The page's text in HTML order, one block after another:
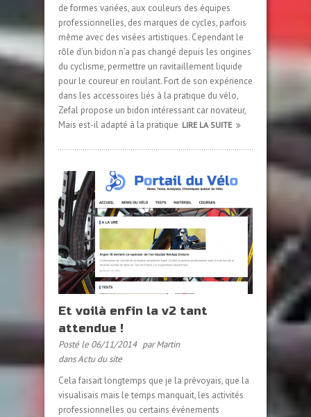
de formes variées, aux couleurs des équipes
professionnelles, des marques de cycles, parfois
même avec des visées artistiques. Cependant le
rôle d’un bidon n’a pas changé depuis les origines
du cyclisme, permettre un ravitaillement liquide
pour le coureur en roulant. Fort de son expérience
dans les accessoires liés à la pratique du vélo,
Zefal propose un bidon intéressant car novateur,
Mais est-il adapté à la pratique LIRE LA SUITE
Et voilà enfin la v2 tant
attendue !
Posté le 06/11/2014 par Martin
dansActu du site
Cela faisait longtemps que je la prévoyais, que la
visualisais mais le temps manquait, les activités
professionnelles ou certains événements